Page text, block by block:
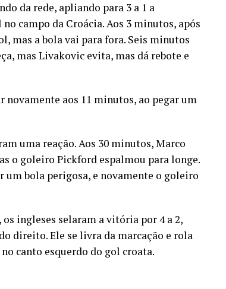
da rede, apliando para 3 a 1 a
campo da Croácia. Aos 3 minutos, após
mas a bola vai para fora. Seis minutos
mas Livakovic evita, mas dá rebote e
aos 11 minutos, ao pegar um
uma reação. Aos 30 minutos, Marco
o goleiro Pickford espalmou para longe.
bola perigosa, e novamente o goleiro
ingleses selaram a vitória por 4 a 2,
direito. Ele se livra da marcação e rola
canto esquerdo do gol croata.